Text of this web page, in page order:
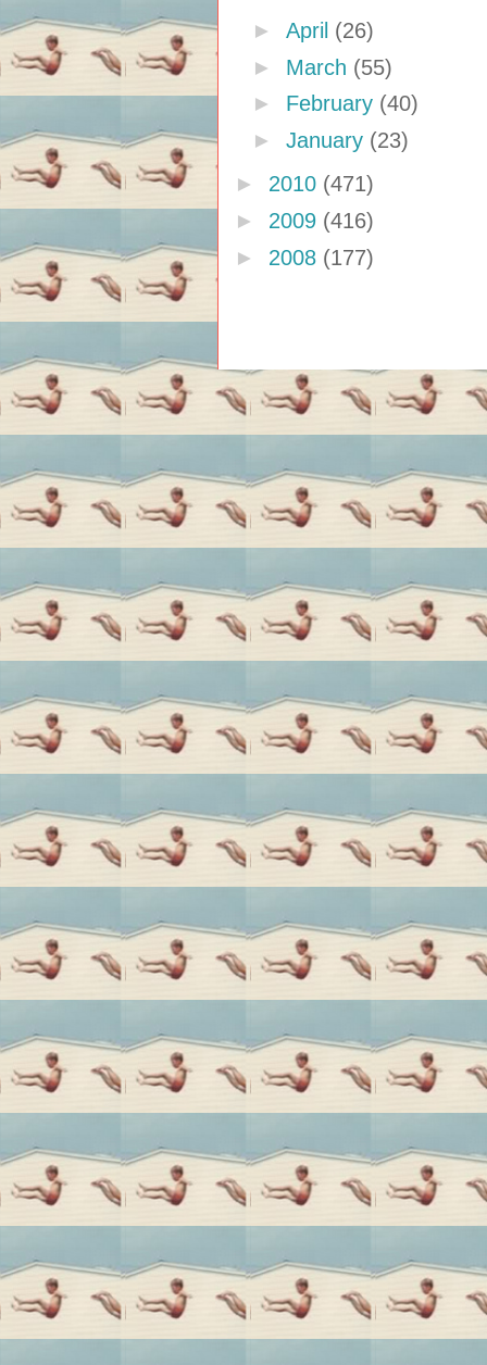
► April (26)
► March (55)
► February (40)
► January (23)
► 2010 (471)
► 2009 (416)
► 2008 (177)